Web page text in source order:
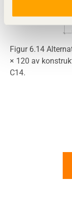
Figur 6.14
× 120 av
C14.